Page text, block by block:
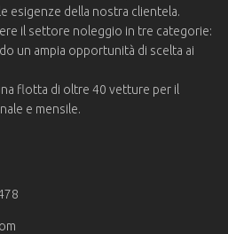
esigenze della nostra clientela.
il settore noleggio in tre categorie:
un ampia opportunità di scelta ai
flotta di oltre 40 vetture per il
e mensile.